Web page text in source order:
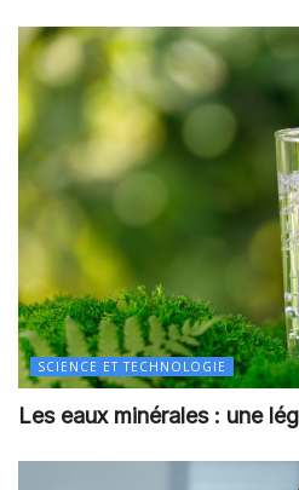
SCIENCE ET TECHNOLOGIE
Les eaux minérales : une